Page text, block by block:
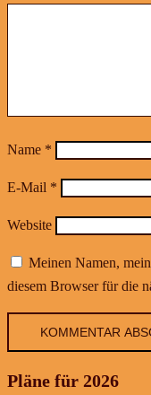
Name *
E-Mail *
Website
Meinen Namen,
diesem Browser für die
Pläne für 2026